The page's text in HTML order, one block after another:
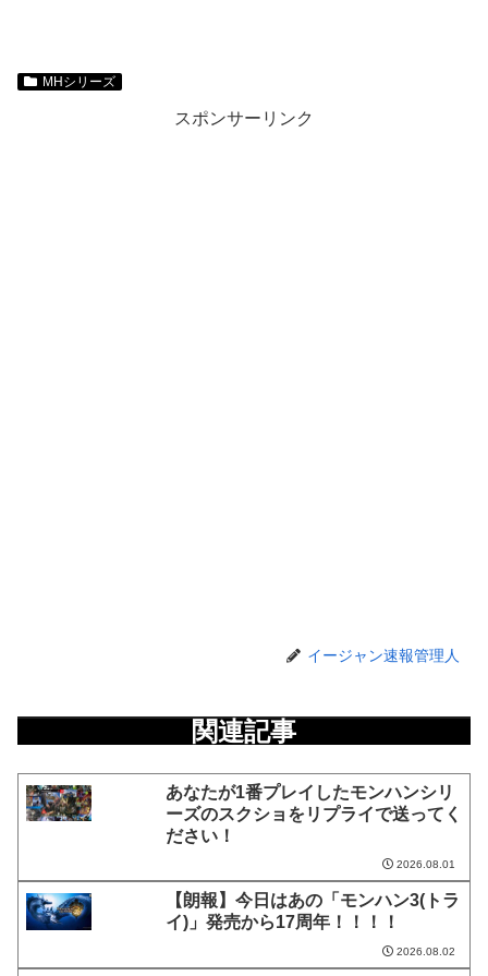
MHシリーズ
スポンサーリンク
イージャン速報管理人
関連記事
あなたが1番プレイしたモンハンシリ
ーズのスクショをリプライで送ってく
ださい！
2026.08.01
【朗報】今日はあの「モンハン3(トラ
イ)」発売から17周年！！！！
2026.08.02